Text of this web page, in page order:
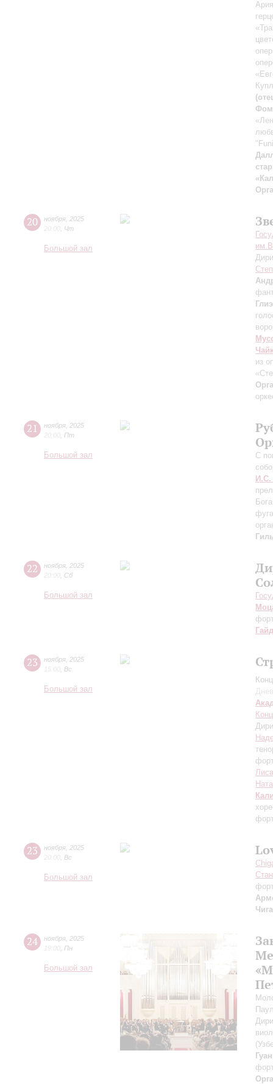
20 ноября 2025
20:00 Чт
Большой зал
из
21 ноября 2025
20:00 Пт
Большой зал
С
И.С.
22 ноября 2025
20:00 Сб
Большой зал
23 ноября 2025
15:00 Вс
Большой зал
23 ноября 2025
20:00 Вс
Большой зал
24 ноября 2025
19:00 Пн
Большой зал